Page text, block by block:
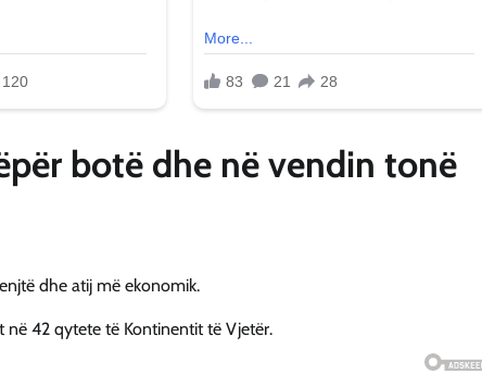
botë dhe në vendin tonë
dhe atij më ekonomik.
në 42 qytete të Kontinentit të Vjetër.